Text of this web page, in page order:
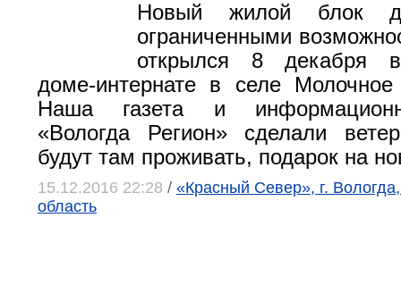
Новый жилой блок
ограниченными
открылся 8 декабря
доме-интернате в селе
Наша газета и
«Вологда Регион» сделали
будут там проживать, подарок на
15.12.2016 22:28 / «Красный Север», г.
область